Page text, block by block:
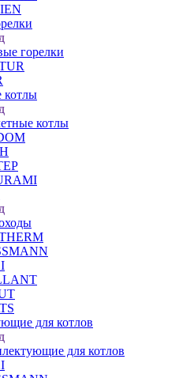
горелки
котлы
котлы
для котлов
для котлов